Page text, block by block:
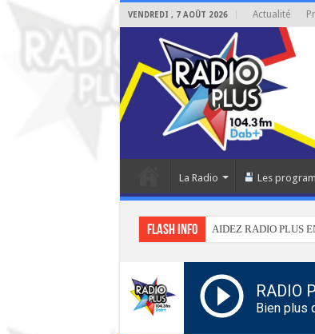
VENDREDI , 7 AOÛT 2026 Actualité
La Radio Les
Flash info AIDEZ RADIO PLUS
RADIO
Bien plus